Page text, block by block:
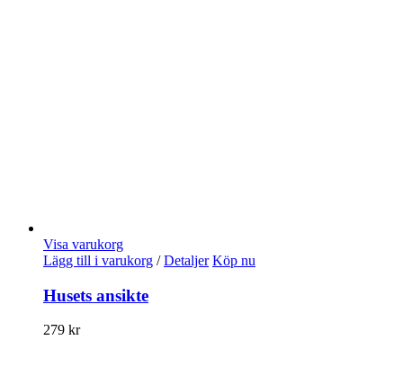
Visa varukorg
Lägg till i varukorg / Detaljer Köp nu
Husets ansikte
279 kr